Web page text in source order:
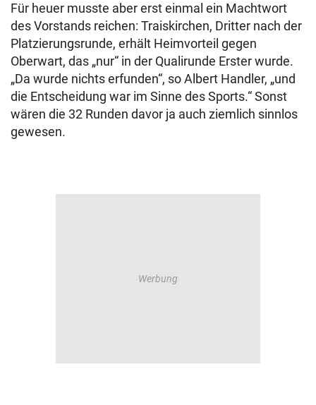
Für heuer musste aber erst einmal ein Machtwort
des Vorstands reichen: Traiskirchen, Dritter nach der
Platzierungsrunde, erhält Heimvorteil gegen
Oberwart, das „nur“ in der Qualirunde Erster wurde.
„Da wurde nichts erfunden“, so Albert Handler, „und
die Entscheidung war im Sinne des Sports.“ Sonst
wären die 32 Runden davor ja auch ziemlich sinnlos
gewesen.